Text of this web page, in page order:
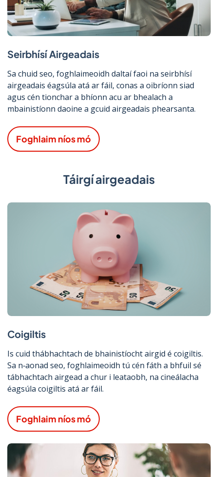
Seirbhísí Airgeadais
Sa chuid seo, foghlaimeoidh daltaí faoi na seirbhísí
airgeadais éagsúla atá ar fáil, conas a oibríonn siad
agus cén tionchar a bhíonn acu ar bhealach a
mbainistíonn daoine a gcuid airgeadais phearsanta.
Foghlaim níos mó
Táirgí airgeadais
Coigiltis
Is cuid thábhachtach de bhainistíocht airgid é coigiltis.
Sa n‑aonad seo, foghlaimeoidh tú cén fáth a bhfuil sé
tábhachtach airgead a chur i leataobh, na cineálacha
éagsúla coigiltis atá ar fáil.
Foghlaim níos mó